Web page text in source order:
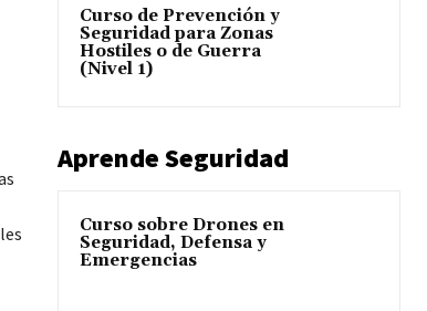
Curso de Prevención y
Seguridad para Zonas
Hostiles o de Guerra
(Nivel 1)
Aprende Seguridad
Curso sobre Drones en
Seguridad, Defensa y
Emergencias